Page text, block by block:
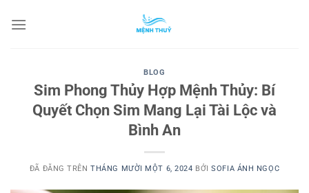
đến
BLOG
Sim Phong Thủy Hợp Mệnh Thủy: Bí
Quyết Chọn Sim Mang Lại Tài Lộc và
Bình An
ĐÃ ĐĂNG TRÊNTHÁNG MƯỜI MỘT 6, 2024 BỞISOFIA ÁNH NGỌC